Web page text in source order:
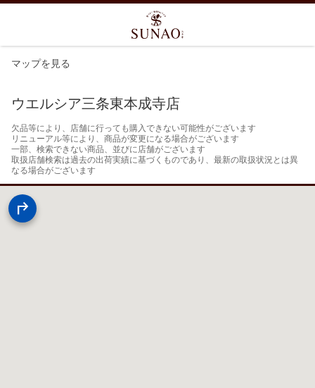
マップを見る
ウエルシア三条東本成寺店
欠品等により、店舗に行っても購入できない可能性がございます
リニューアル等により、商品が変更になる場合がございます
一部、検索できない商品、並びに店舗がございます
取扱店舗検索は過去の出荷実績に基づくものであり、最新の取扱状況とは異
なる場合がございます